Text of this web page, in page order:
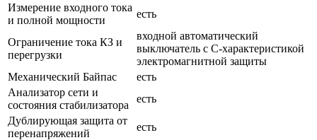
Измерение входного тока
и полной мощности
есть
Ограничение тока КЗ и
перегрузки
входной автоматический
выключатель с С-характеристикой
электромагнитной защиты
Механический Байпас
есть
Анализатор сети и
состояния стабилизатора
есть
Дублирующая защита от
перенапряжений
есть